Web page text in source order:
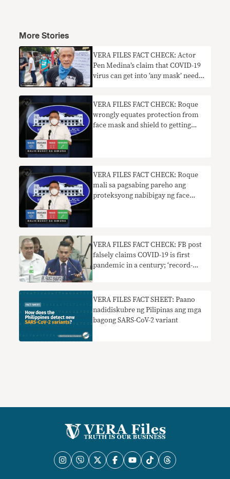
More Stories
VERA FILES FACT CHECK: Actor
Pen Medina’s claim that COVID-19
virus can get into ‘any mask’ needs
VERA FILES FACT CHECK: Roque
wrongly equates protection from
face mask and shield to getting
VERA FILES FACT CHECK: Roque
mali sa pagsabing pareho ang
proteksyong nabibigay ng face
VERA FILES FACT CHECK: FB post
falsely claims COVID-19 is first
pandemic in a century; ‘record-
VERA FILES FACT SHEET: Paano
nadidiskubre ng Pilipinas ang mga
bagong SARS-CoV-2 variant